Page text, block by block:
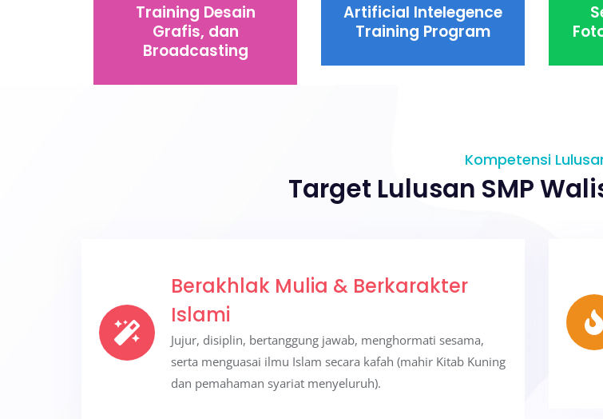
Training Desain
Grafis, dan
Broadcasting
Artificial Intelegence
Training Program
Kompetensi
Target Lulusan SMP
Berakhlak Mulia & Berkarakter
Islami
Jujur, disiplin, bertanggung jawab, menghormati sesama,
serta menguasai ilmu Islam secara kafah (mahir Kitab Kuning
dan pemahaman syariat menyeluruh).